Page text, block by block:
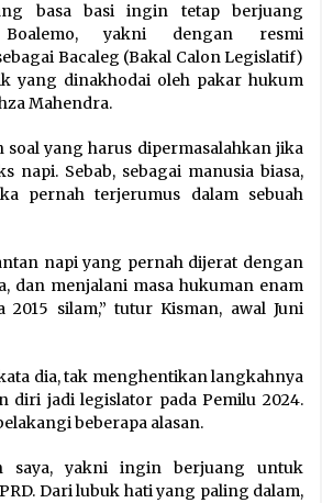
basa basi ingin tetap berjuang
yakni dengan resmi
Bacaleg (Bakal Calon Legislatif)
yang dinakhodai oleh pakar hukum
Mahendra.
soal yang harus dipermasalahkan jika
napi. Sebab, sebagai manusia biasa,
pernah terjerumus dalam sebuah
napi yang pernah dijerat dengan
dan menjalani masa hukuman enam
2015 silam,” tutur Kisman, awal Juni
dia, tak menghentikan langkahnya
diri jadi legislator pada Pemilu 2024.
beberapa alasan.
saya, yakni ingin berjuang untuk
Dari lubuk hati yang paling dalam,